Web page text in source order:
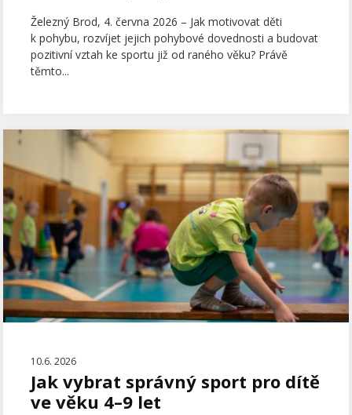
Železný Brod, 4. června 2026 – Jak motivovat děti
k pohybu, rozvíjet jejich pohybové dovednosti a budovat
pozitivní vztah ke sportu již od raného věku? Právě
těmto...
10.6. 2026
Jak vybrat správný sport pro dítě
ve věku 4–9 let